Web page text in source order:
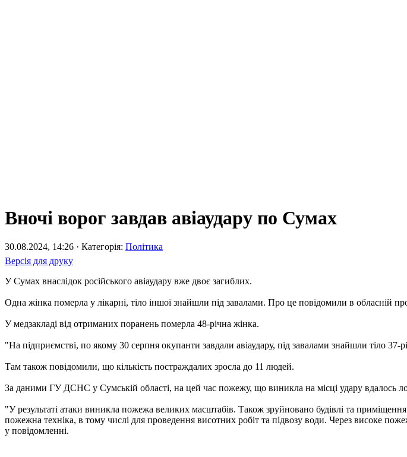
Вночі ворог завдав авіаудару по Сумах
30.08.2024, 14:26 · Категорія: Політика
Версія для друку
У Сумах внаслідок російського авіаудару вже двоє загиблих.
Одна жінка померла у лікарні, тіло іншої знайшли під завалами. Про це повідомили в обласній
У медзакладі від отриманих поранень померла 48-річна жінка.
"На підприємстві, по якому 30 серпня окупанти завдали авіаудару, під завалами знайшли тіло 37-
Там також повідомили, що кількість постраждалих зросла до 11 людей.
За даними ГУ ДСНС у Сумській області, на цей час пожежу, що виникла на місці удару вдалось
"У результаті атаки виникла пожежа великих масштабів. Також зруйновано будівлі та
пожежна техніка, в тому числі для проведення висотних робіт та підвозу води. Через високе
у повідомленні.